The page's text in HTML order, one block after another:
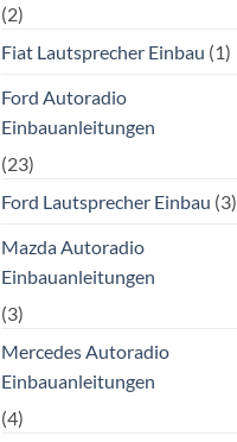
(2)
Fiat Lautsprecher Einbau (1)
Ford Autoradio
Einbauanleitungen
(23)
Ford Lautsprecher Einbau (3)
Mazda Autoradio
Einbauanleitungen
(3)
Mercedes Autoradio
Einbauanleitungen
(4)